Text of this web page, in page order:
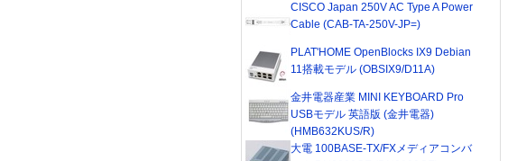
CISCO Japan 250V AC Type A Power
Cable (CAB-TA-250V-JP=)
PLAT'HOME OpenBlocks IX9 Debian
11搭載モデル (OBSIX9/D11A)
金井電器産業 MINI KEYBOARD Pro
USBモデル 英語版 (金井電器)
(HMB632KUS/R)
大電 100BASE-TX/FXメディアコンバ